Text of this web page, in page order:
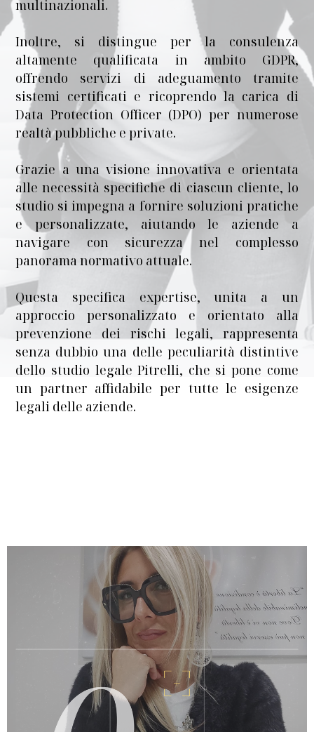
multinazionali.
Inoltre, si distingue per la consulenza
altamente qualificata in ambito GDPR,
offrendo servizi di adeguamento tramite
sistemi certificati e ricoprendo la carica di
Data Protection Officer (DPO) per numerose
realtà pubbliche e private.
Grazie a una visione innovativa e orientata
alle necessità specifiche di ciascun cliente, lo
studio si impegna a fornire soluzioni pratiche
e personalizzate, aiutando le aziende a
navigare con sicurezza nel complesso
panorama normativo attuale.
Questa specifica expertise, unita a un
approccio personalizzato e orientato alla
prevenzione dei rischi legali, rappresenta
senza dubbio una delle peculiarità distintive
dello studio legale Pitrelli, che si pone come
un partner affidabile per tutte le esigenze
legali delle aziende.